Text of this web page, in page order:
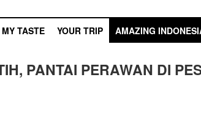
MY TASTE YOUR TRIP AMAZING
PANTAI PERAWAN DI